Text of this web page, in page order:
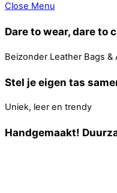
Close Menu
Dare to wear, dare to
Beizonder Leather Bags &
Stel je eigen tas
Uniek, leer en trendy
Handgemaakt!